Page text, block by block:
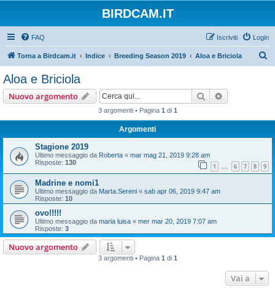
BIRDCAM.IT
FAQ Login
Iscriviti
Torna a Birdcam.it Indice Breeding Season 2019 Aloa e Briciola
Aloa e Briciola
Nuovo argomento Cerca
3 argomenti • Pagina 1 di 1
Argomenti
Stagione 2019
Ultimo messaggio da Roberta « mar mag 21, 2019 9:28 am
Risposte: 130 1 … 6 7 8 9
Madrine e nomi1
Ultimo messaggio da Marta.Sereni « sab apr 06, 2019 9:47 am
Risposte: 10
ovo!!!!!
Ultimo messaggio da maria luisa « mer mar 20, 2019 7:07 am
Risposte: 3
Nuovo argomento
3 argomenti • Pagina 1 di 1
Vai a